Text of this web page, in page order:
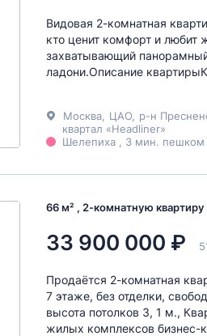
Видовая 2-комнатная
кто ценит комфорт и любит
захватывающий
ладони.Описание
Москва ЦАО р-н
квартал «Headliner»
Шелепиха , 3 мин. пешком
66 м² , 2-комнатную квартиру
33 900 000 ₽
Продаётся 2-комнатная
7 этаже, без отделки,
высота потолков 3, 1 м.,
жилых комплексов бизнес-